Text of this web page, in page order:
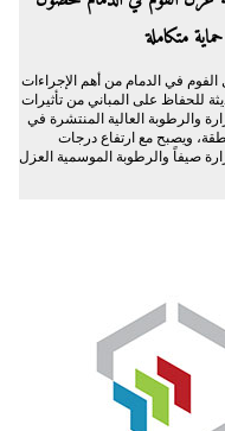
متكاملة
في الدمام من أهم الإجراءات
للحفاظ على المباني من تأثيرات
والرطوبة العالية المنتشرة في
ويصبح مع ارتفاع درجات
صيفاً والرطوبة الموسمية العزل